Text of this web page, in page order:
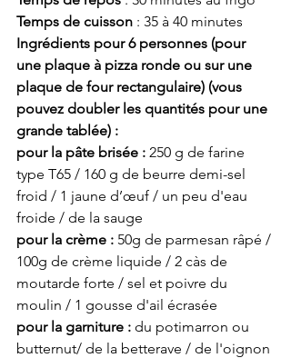
Temps de cuisson : 35 à 40 minutes
Ingrédients pour 6 personnes (pour
une plaque à pizza ronde ou sur une
plaque de four rectangulaire) (vous
pouvez doubler les quantités pour une
grande tablée) :
pour la pâte brisée : 250 g de farine
type T65 / 160 g de beurre demi-sel
froid / 1 jaune d’œuf / un peu d'eau
froide / de la sauge
pour la crème : 50g de parmesan râpé /
100g de crème liquide / 2 càs de
moutarde forte / sel et poivre du
moulin / 1 gousse d'ail écrasée
pour la garniture : du potimarron ou
butternut/ de la betterave / de l'oignon